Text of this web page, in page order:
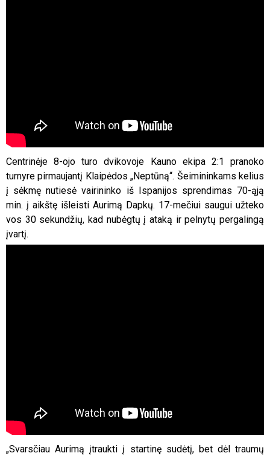
Centrinėje 8-ojo turo dvikovoje Kauno ekipa 2:1 pranoko
turnyre pirmaujantį Klaipėdos „Neptūną“. Šeimininkams kelius
į sėkmę nutiesė vairininko iš Ispanijos sprendimas 70-ąją
min. į aikštę išleisti Aurimą Dapkų. 17-mečiui saugui užteko
vos 30 sekundžių, kad nubėgtų į ataką ir pelnytų pergalingą
įvartį.
„Svarsčiau Aurimą įtraukti į startinę sudėtį, bet dėl traumų